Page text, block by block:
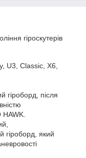
гіроскутерів
U3, Classic, X6,
гіроборд, після
гіроборд, який